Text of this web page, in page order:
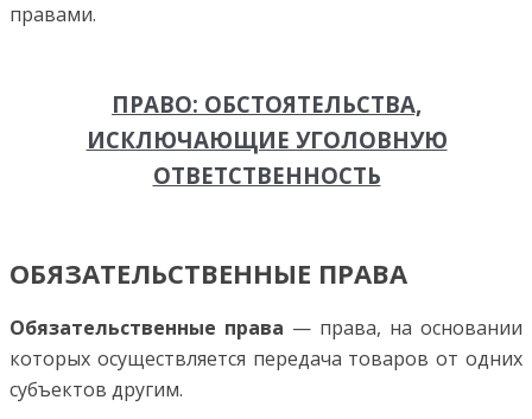
правами.
ПРАВО: ОБСТОЯТЕЛЬСТВА,
ИСКЛЮЧАЮЩИЕ УГОЛОВНУЮ
ОТВЕТСТВЕННОСТЬ
ОБЯЗАТЕЛЬСТВЕННЫЕ ПРАВА
Обязательственные права — права, на основании
которых осуществляется передача товаров от одних
субъ­ектов другим.